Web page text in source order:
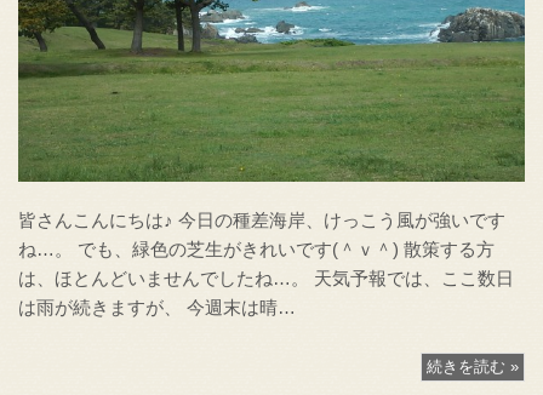
皆さんこんにちは♪ 今日の種差海岸、けっこう風が強いです
ね…。 でも、緑色の芝生がきれいです(＾ｖ＾) 散策する方
は、ほとんどいませんでしたね…。 天気予報では、ここ数日
は雨が続きますが、 今週末は晴…
続きを読む »